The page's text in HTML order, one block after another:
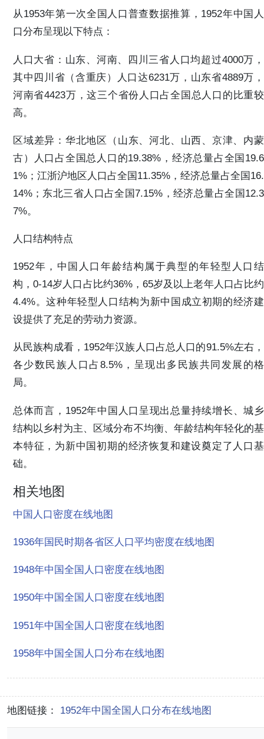
从1953年第一次全国人口普查数据推算，1952年中国人
口分布呈现以下特点：
人口大省：山东、河南、四川三省人口均超过4000万，
其中四川省（含重庆）人口达6231万，山东省4889万，
河南省4423万，这三个省份人口占全国总人口的比重较
高。
区域差异：华北地区（山东、河北、山西、京津、内蒙
古）人口占全国总人口的19.38%，经济总量占全国19.6
1%；江浙沪地区人口占全国11.35%，经济总量占全国16.
14%；东北三省人口占全国7.15%，经济总量占全国12.3
7%。
人口结构特点
1952年，中国人口年龄结构属于典型的年轻型人口结
构，0-14岁人口占比约36%，65岁及以上老年人口占比约
4.4%。这种年轻型人口结构为新中国成立初期的经济建
设提供了充足的劳动力资源。
从民族构成看，1952年汉族人口占总人口的91.5%左右，
各少数民族人口占8.5%，呈现出多民族共同发展的格
局。
总体而言，1952年中国人口呈现出总量持续增长、城乡
结构以乡村为主、区域分布不均衡、年龄结构年轻化的基
本特征，为新中国初期的经济恢复和建设奠定了人口基
础。
相关地图
中国人口密度在线地图
1936年国民时期各省区人口平均密度在线地图
1948年中国全国人口密度在线地图
1950年中国全国人口密度在线地图
1951年中国全国人口密度在线地图
1958年中国全国人口分布在线地图
地图链接： 1952年中国全国人口分布在线地图